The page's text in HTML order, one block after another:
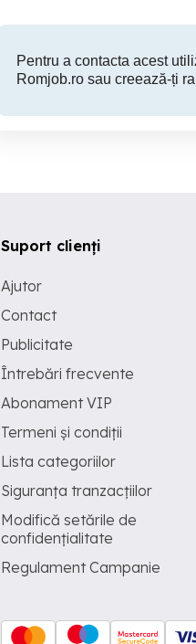
Pentru a contacta acest
Romjob.ro sau creează-ți
Suport clienți
Ajutor
Contact
Publicitate
Întrebări frecvente
Abonament VIP
Termeni și condiții
Lista categoriilor
Siguranța tranzacțiilor
Modifică setările de
confidențialitate
Regulament Campanie